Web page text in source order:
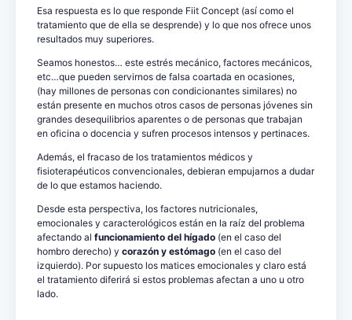
Esa respuesta es lo que responde Fiit Concept (así como el
tratamiento que de ella se desprende) y lo que nos ofrece unos
resultados muy superiores.
Seamos honestos… este estrés mecánico, factores mecánicos,
etc…que pueden servirnos de falsa coartada en ocasiones,
(hay millones de personas con condicionantes similares) no
están presente en muchos otros casos de personas jóvenes sin
grandes desequilibrios aparentes o de personas que trabajan
en oficina o docencia y sufren procesos intensos y pertinaces.
Además, el fracaso de los tratamientos médicos y
fisioterapéuticos convencionales, debieran empujarnos a dudar
de lo que estamos haciendo.
Desde esta perspectiva, los factores nutricionales,
emocionales y caracterológicos están en la raíz del problema
afectando al funcionamiento del hígado (en el caso del
hombro derecho) y corazón y estómago (en el caso del
izquierdo). Por supuesto los matices emocionales y claro está
el tratamiento diferirá si estos problemas afectan a uno u otro
lado.